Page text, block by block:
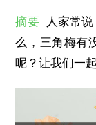
摘要
人家常
么，三角梅有
呢？让我们一